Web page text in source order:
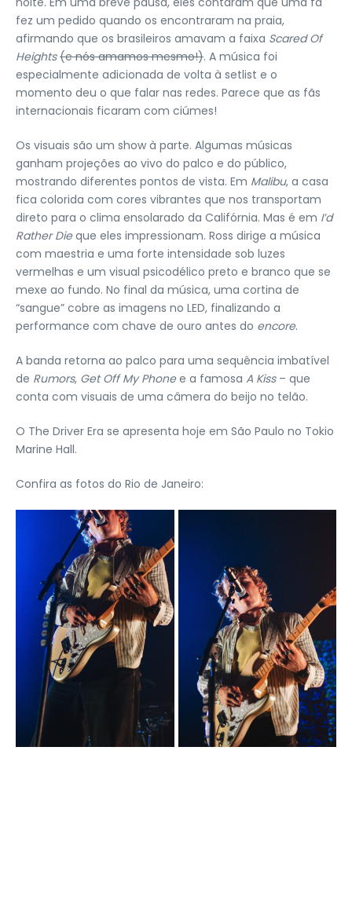
fez um pedido quando os encontraram na praia,
afirmando que os brasileiros amavam a faixa Scared Of
Heights(e nós amamos mesmo!). A música foi
especialmente adicionada de volta à setlist e o
momento deu o que falar nas redes. Parece que as fãs
internacionais ficaram com ciúmes!
Os visuais são um show à parte. Algumas músicas
ganham projeções ao vivo do palco e do público,
mostrando diferentes pontos de vista. Em Malibu, a casa
fica colorida com cores vibrantes que nos transportam
direto para o clima ensolarado da Califórnia. Mas é em I’d
Rather Dieque eles impressionam. Ross dirige a música
com maestria e uma forte intensidade sob luzes
vermelhas e um visual psicodélico preto e branco que se
mexe ao fundo. No final da música, uma cortina de
“sangue” cobre as imagens no LED, finalizando a
performance com chave de ouro antes do encore.
A banda retorna ao palco para uma sequência imbatível
de Rumors, Get Off My Phonee a famosa A Kiss – que
conta com visuais de uma câmera do beijo no telão.
O The Driver Era se apresenta hoje em São Paulo no Tokio
Marine Hall.
Confira as fotos do Rio de Janeiro: